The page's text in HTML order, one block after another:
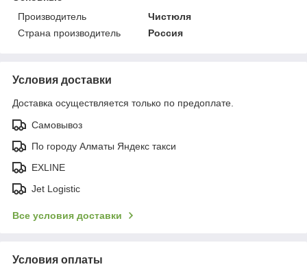
Производитель
Чистюля
Страна производитель
Россия
Условия доставки
Доставка осуществляется только по предоплате.
Самовывоз
По городу Алматы Яндекс такси
EXLINE
Jet Logistic
Все условия доставки
Условия оплаты